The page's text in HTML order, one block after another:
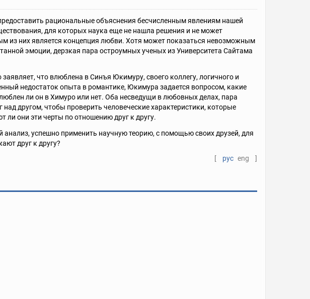
рациональные объяснения бесчисленным явлениям нашей
для которых наука еще не нашла решения и не может
из них является концепция любви. Хотя может показаться невозможным
эмоции, дерзкая пара остроумных ученых из Университета Сайтама
что влюблена в Синъя Юкимуру, своего коллегу, логичного и
недостаток опыта в романтике, Юкимура задается вопросом, какие
ли он в Химуро или нет. Оба несведущи в любовных делах, пара
другом, чтобы проверить человеческие характеристики, которые
ли они эти черты по отношению друг к другу.
успешно применить научную теорию, с помощью своих друзей, для
друг к другу?
[
рус eng ]